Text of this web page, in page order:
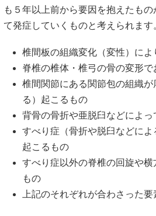
も５年以上前から要因を抱えたも
て発症していくものと考えられます
椎間板の組織変化（変性）によ
脊椎の椎体・椎弓の骨の変形で
椎間関節にある関節包の組織
る）起こるもの
背骨の骨折や亜脱臼などによっ
すべり症（骨折や脱臼などによ
起こるもの
すべり症以外の脊椎の回旋や
もの
上記のそれぞれが合わさった